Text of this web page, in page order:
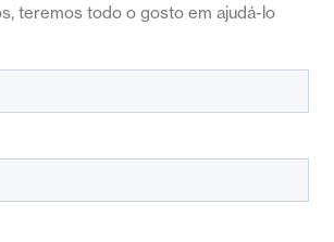
teremos todo o gosto em ajudá-lo